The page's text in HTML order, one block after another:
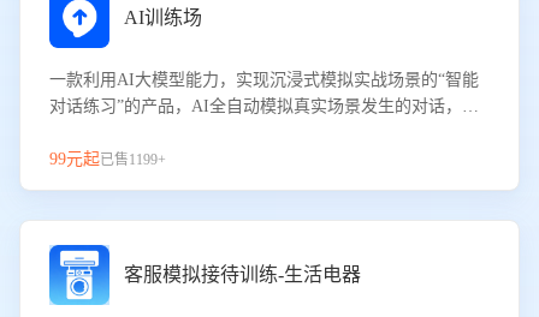
AI训练场
一款利用AI大模型能力，实现沉浸式模拟实战场景的“智能
对话练习”的产品，AI全自动模拟真实场景发生的对话，企
服能力。
99元起已售1199+
客服模拟接待训练-生活电器